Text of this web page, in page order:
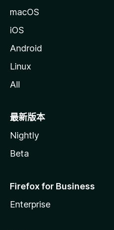
macOS
iOS
Android
Linux
All
最新版本
Nightly
Beta
Firefox for Business
Enterprise